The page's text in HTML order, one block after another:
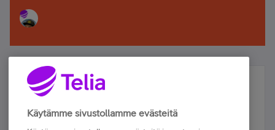
Älä jää paitsi – osallistu ja voita!
Tilaa Telian uutiskirje ja olet mukana arvonnassa.
Käytämme sivustollamme evästeitä